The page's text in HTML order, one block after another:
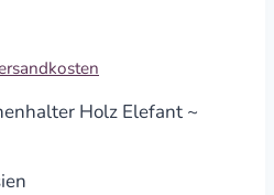
Holz Elefant ~